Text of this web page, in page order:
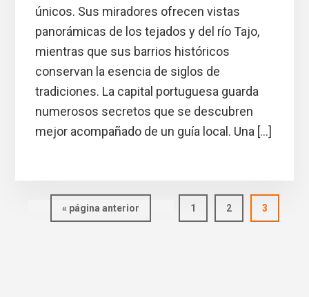
únicos. Sus miradores ofrecen vistas
panorámicas de los tejados y del río Tajo,
mientras que sus barrios históricos
conservan la esencia de siglos de
tradiciones. La capital portuguesa guarda
numerosos secretos que se descubren
mejor acompañado de un guía local. Una […]
« Ir
a
página anterior Página
1 Página
2 Página
3